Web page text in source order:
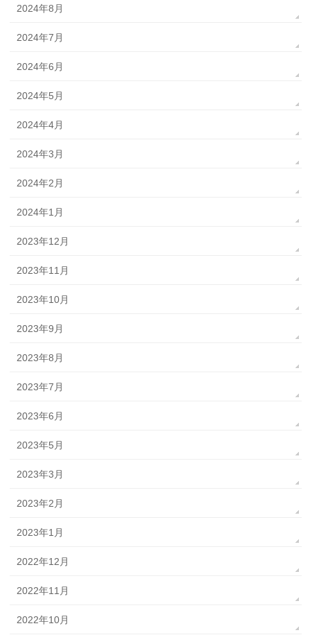
2024年8月
2024年7月
2024年6月
2024年5月
2024年4月
2024年3月
2024年2月
2024年1月
2023年12月
2023年11月
2023年10月
2023年9月
2023年8月
2023年7月
2023年6月
2023年5月
2023年3月
2023年2月
2023年1月
2022年12月
2022年11月
2022年10月